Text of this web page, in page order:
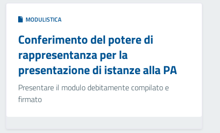
MODULISTICA
Conferimento del potere di
rappresentanza per la
presentazione di istanze alla PA
Presentare il modulo debitamente compilato e
firmato